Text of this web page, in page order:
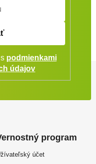
podmienkami
údajov
program
účet